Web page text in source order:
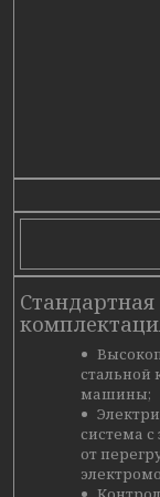
Стандартная
стальной
машины;
система
от